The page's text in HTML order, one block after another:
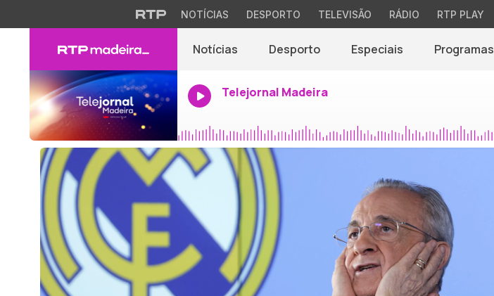
NOTÍCIAS DESPORTO TELEVISÃO RÁDIO RTP PLAY
Notícias Desporto Especiais Programas
Telejornal Madeira